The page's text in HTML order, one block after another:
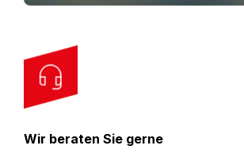
o
O
u
r
e
Wir beraten Sie gerne